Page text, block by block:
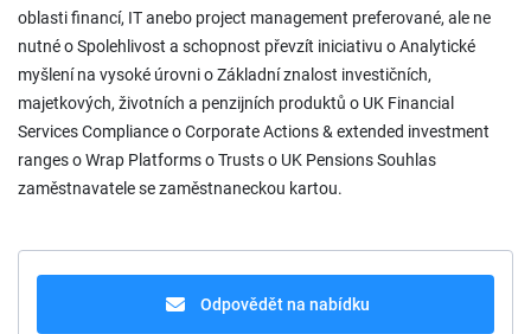
oblasti financí, IT anebo project management preferované, ale ne
nutné o Spolehlivost a schopnost převzít iniciativu o Analytické
myšlení na vysoké úrovni o Základní znalost investičních,
majetkových, životních a penzijních produktů o UK Financial
Services Compliance o Corporate Actions & extended investment
ranges o Wrap Platforms o Trusts o UK Pensions Souhlas
zaměstnavatele se zaměstnaneckou kartou.
Odpovědět na nabídku